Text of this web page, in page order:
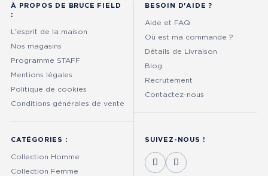
À PROPOS DE BRUCE FIELD
:
L'esprit de la maison
Nos magasins
Programme STAFF
Mentions légales
Politique de cookies
Conditions générales de vente
BESOIN D'AIDE ?
Aide et FAQ
Où est ma commande ?
Détails de Livraison
Blog
Recrutement
Contactez-nous
CATÉGORIES :
Collection Homme
Collection Femme
SUIVEZ-NOUS !